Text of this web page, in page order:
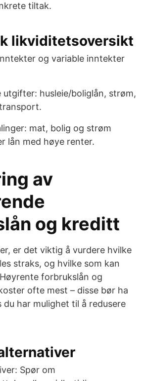
tiltak.
likviditetsoversikt
og variable inntekter
utgifter: husleie/boliglån, strøm,
mat, bolig og strøm
lån med høye renter.
av
og kreditt
er det viktig å vurdere hvilke
straks, og hvilke som kan
forbrukslån og
ofte mest – disse bør ha
har mulighet til å redusere
Spør om